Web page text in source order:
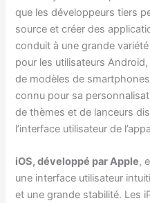
que les développeurs tiers
source et créer des
conduit à une grande
pour les utilisateurs
de modèles de
connu pour sa
de thèmes et de lanceurs
l’interface utilisateur de
iOS, développé par Apple,
une interface utilisateur
et une grande stabilité. Les